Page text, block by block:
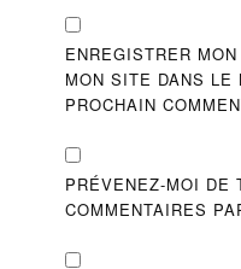
ENREGISTRER
MON SITE DANS LE
PROCHAIN
PRÉVENEZ-MOI DE
COMMENTAIRES